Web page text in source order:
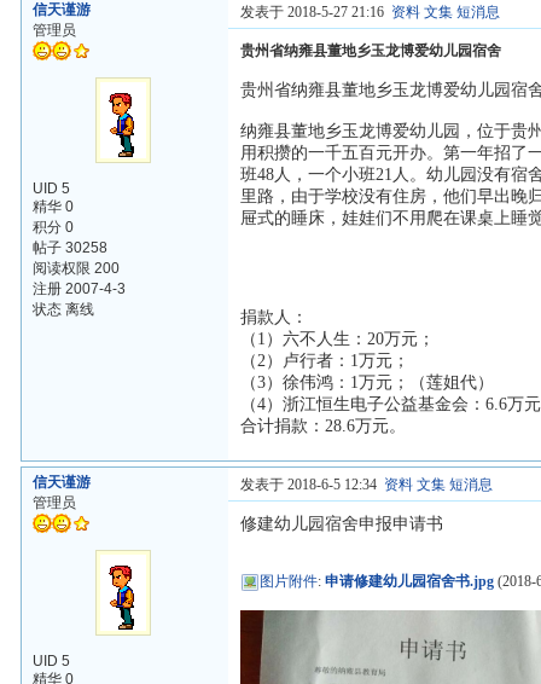
信天谨游
管理员
UID 5
精华 0
积分 0
帖子 30258
阅读权限 200
注册 2007-4-3
状态 离线
发表于 2018-5-27 21:16 资料 文集 短消息
贵州省纳雍县董地乡玉龙博爱幼儿园宿舍
贵州省纳雍县董地乡玉龙博爱幼儿园宿
纳雍县董地乡玉龙博爱幼儿园，位于贵
用积攒的一千五百元开办。第一年招了
班48人，一个小班21人。幼儿园没有宿
里路，由于学校没有住房，他们早出晚
屉式的睡床，娃娃们不用爬在课桌上睡
捐款人：
（1）六不人生：20万元；
（2）卢行者：1万元；
（3）徐伟鸿：1万元；（莲姐代）
（4）浙江恒生电子公益基金会：6.6万
合计捐款：28.6万元。
信天谨游
管理员
UID 5
精华 0
发表于 2018-6-5 12:34 资料 文集 短消息
修建幼儿园宿舍申报申请书
图片附件:申请修建幼儿园宿舍书.jpg (2018-